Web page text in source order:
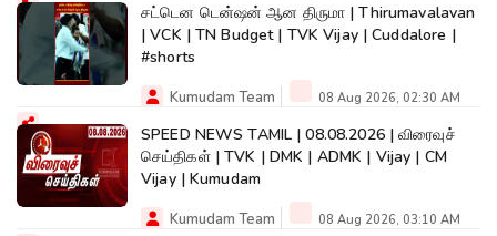
சட்டென டென்ஷன் ஆன திருமா | Thirumavalavan
| VCK | TN Budget | TVK Vijay | Cuddalore |
#shorts
Kumudam Team 08 Aug 2026, 02:30 AM
SPEED NEWS TAMIL | 08.08.2026 | விரைவுச்
செய்திகள் | TVK | DMK | ADMK | Vijay | CM
Vijay | Kumudam
Kumudam Team 08 Aug 2026, 03:10 AM